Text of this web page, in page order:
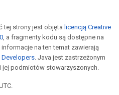
tej strony jest objęta licencją Creative
, a fragmenty kodu są dostępne na
informacje na ten temat zawierają
. Java jest zastrzeżonym
jej podmiotów stowarzyszonych.